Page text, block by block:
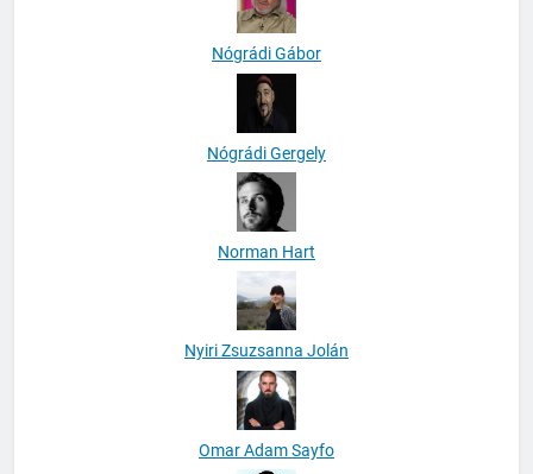
Nógrádi Gábor
Nógrádi Gergely
Norman Hart
Nyiri Zsuzsanna Jolán
Omar Adam Sayfo